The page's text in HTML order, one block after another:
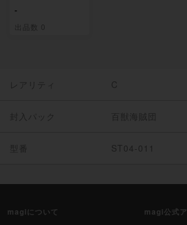
-
出品数 0
レアリティ C
封入パック 百獣海賊団
型番 ST04-011
magiについて magi公式